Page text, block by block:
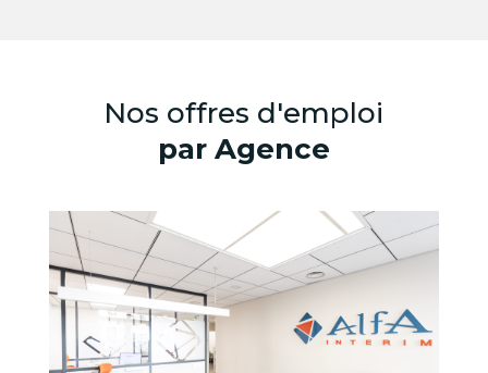
Nos offres d'emploi
par Agence